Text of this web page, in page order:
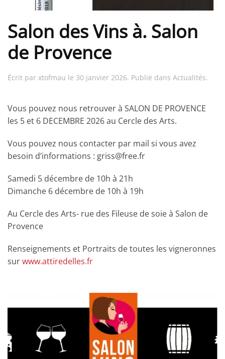
Salon des Vins à. Salon
de Provence
Écrit par xtofmau le 30 janvier 2026. Publié dans Actualités.
Vous pouvez nous retrouver à SALON DE PROVENCE
les 5 et 6 DECEMBRE 2026 au Cercle des Arts.
Vous pouvez nous contacter par mail si vous avez
besoin d’informations : griss@free.fr
Samedi 5 décembre de 10h à 21h
Dimanche 6 décembre de 10h à 19h
Au Cercle des Arts- rue des Fileuse de soie à Salon de
Provence
Renseignements et Portraits de toutes les vigneronnes
surwww.attiredelles.fr